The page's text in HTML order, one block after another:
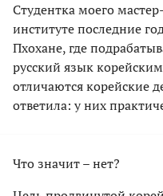
Студентка моего
институте последние
Пхохане, где
русский язык
отличаются корейские
ответила: у них
Что значит – нет?